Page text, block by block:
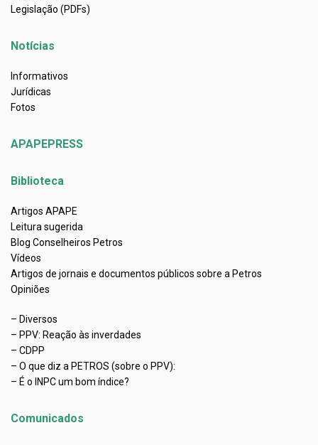
Legislação (PDFs)
Notícias
Informativos
Jurídicas
Fotos
APAPEPRESS
Biblioteca
Artigos APAPE
Leitura sugerida
Blog Conselheiros Petros
Vídeos
Artigos de jornais e documentos públicos sobre a Petros
Opiniões
– Diversos
– PPV: Reação às inverdades
– CDPP
– O que diz a PETROS (sobre o PPV):
– É o INPC um bom índice?
Comunicados